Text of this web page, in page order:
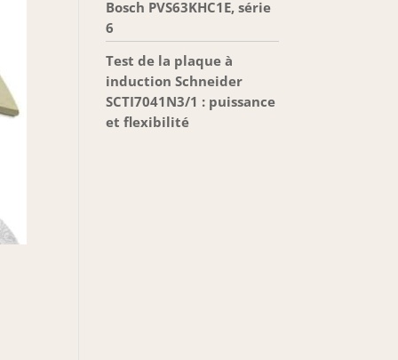
Bosch PVS63KHC1E, série
6
Test de la plaque à
induction Schneider
SCTI7041N3/1 : puissance
et flexibilité